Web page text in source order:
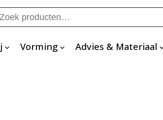
Vorming Advies & Materiaal